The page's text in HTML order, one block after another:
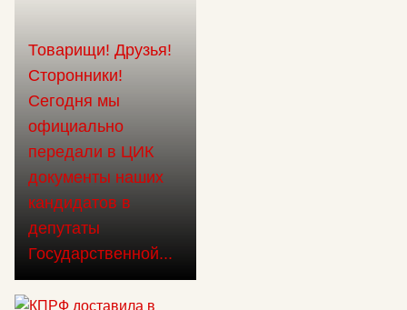
Товарищи! Друзья!
Сторонники!
Сегодня мы
официально
передали в ЦИК
документы наших
кандидатов в
депутаты
Государственной...